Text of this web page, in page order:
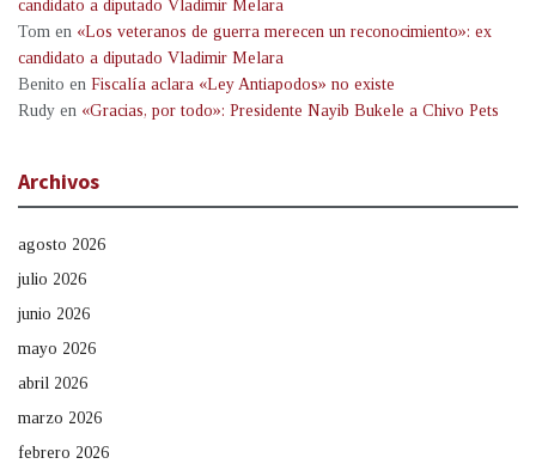
candidato a diputado Vladimir Melara
Tom en «Los veteranos de guerra merecen un reconocimiento»: ex
candidato a diputado Vladimir Melara
Benito en Fiscalía aclara «Ley Antiapodos» no existe
Rudy en «Gracias, por todo»: Presidente Nayib Bukele a Chivo Pets
Archivos
agosto 2026
julio 2026
junio 2026
mayo 2026
abril 2026
marzo 2026
febrero 2026